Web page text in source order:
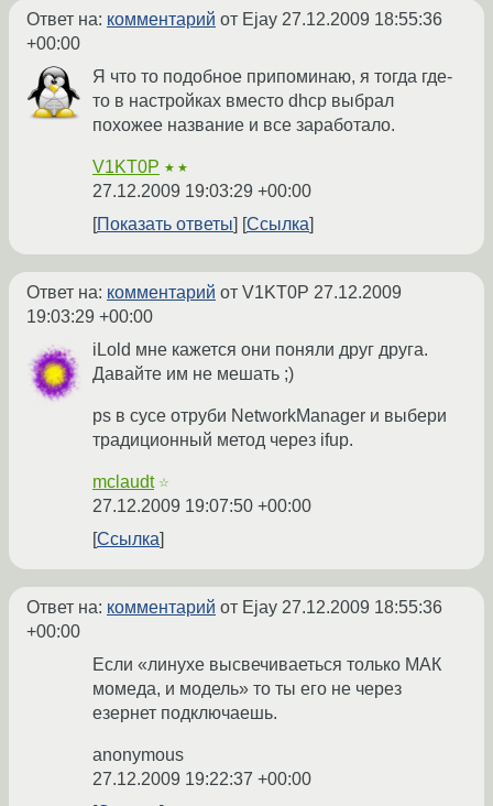
Ответ на: комментарий от Ejay 27.12.2009 18:55:36
+00:00
Я что то подобное припоминаю, я тогда где-
то в настройках вместо dhcp выбрал
похожее название и все заработало.
V1KT0P ★★
27.12.2009 19:03:29 +00:00
Показать ответы
Ссылка
Ответ на: комментарий от V1KT0P 27.12.2009
19:03:29 +00:00
iLold мне кажется они поняли друг друга.
Давайте им не мешать ;)
ps в сусе отруби NetworkManager и выбери
традиционный метод через ifup.
mclaudt ☆
27.12.2009 19:07:50 +00:00
Ссылка
Ответ на: комментарий от Ejay 27.12.2009 18:55:36
+00:00
Если «линухе высвечиваеться только МАК
момеда, и модель» то ты его не через
езернет подключаешь.
anonymous
27.12.2009 19:22:37 +00:00